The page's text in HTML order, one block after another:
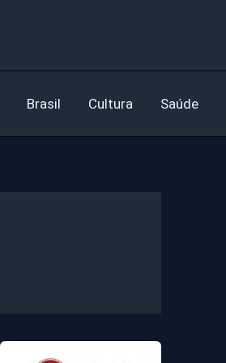
Brasil Cultura Saúde